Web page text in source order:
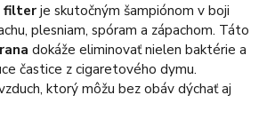
filterje skutočným šampiónom v boji
plesniam, spóram a zápachom. Táto
dokáže eliminovať nielen baktérie a
častice z cigaretového dymu.
ktorý môžu bez obáv dýchať aj